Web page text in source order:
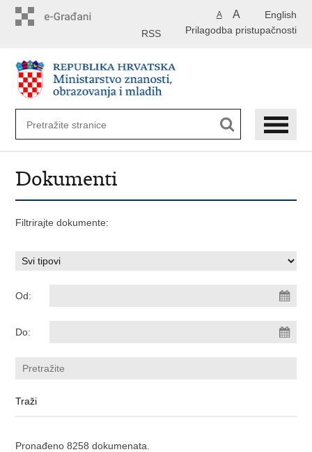
English
A A
Prilagodba pristupačnosti
RSS
Dokumenti
Filtrirajte dokumente:
Od:
Do:
Pronađeno 8258 dokumenata.